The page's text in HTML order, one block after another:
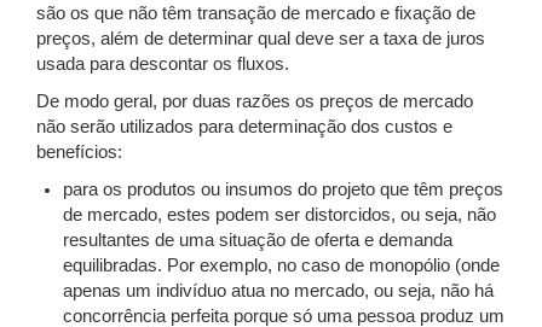
são os que não têm transação de mercado e fixação de
preços, além de determinar qual deve ser a taxa de juros
usada para descontar os fluxos.
De modo geral, por duas razões os preços de mercado
não serão utilizados para determinação dos custos e
benefícios:
para os produtos ou insumos do projeto que têm preços
de mercado, estes podem ser distorcidos, ou seja, não
resultantes de uma situação de oferta e demanda
equilibradas. Por exemplo, no caso de monopólio (onde
apenas um indivíduo atua no mercado, ou seja, não há
concorrência perfeita porque só uma pessoa produz um